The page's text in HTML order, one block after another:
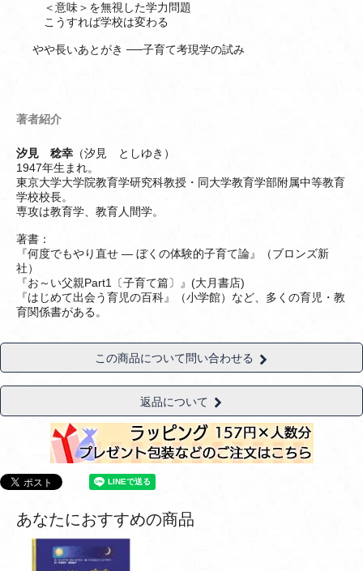
＜意味＞を無視した学力問題
こうすれば学校は変わる
やや長いあとがき ──子育て考現学の試み
著者紹介
汐見 稔幸 （汐見 としゆき）
1947年生まれ。
東京大学大学院教育学研究科教授・同大学教育学部附属中等教育
学校校長。
専攻は教育学、教育人間学。
著書：
『何度でもやり直せ ― ぼくの体験的子育て論』（ブロンズ新
社）
『お～い父親Part1〔子育て篇〕』(大月書店)
『はじめて出会う育児の百科』（小学館）など、多くの育児・教
育関係書がある。
この商品について問い合わせる
返品について
あなたにおすすめの商品